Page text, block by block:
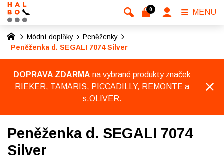
Módní doplňky
Peněženky
Peněženka d. SEGALI 7074 Silver
DOPRAVA ZDARMA na vybrané produkty značek
RIEKER, TAMARIS, PICCADILLY, REMONTE a
s.OLIVER.
Peněženka d. SEGALI 7074
Silver
0 MENU